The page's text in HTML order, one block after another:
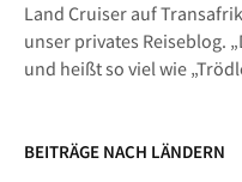
Land Cruiser auf
unser privates Reiseblog.
und heißt so viel wie
BEITRÄGE NACH LÄNDERN